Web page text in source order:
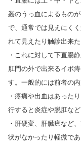
叢のうっ血によるもの
で、通常では見えにく
れて見えたり触診出来た
・これに対して下直腸
肛門の外で出来るイボ
す。一般的には前者の
・疼痛や出血はあった
行すると炎症や脱肛な
・肝硬変、肝臓癌など
状がなかったり軽微で